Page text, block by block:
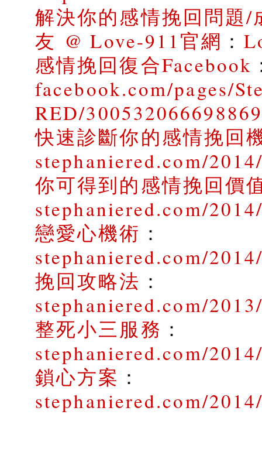
解決你的感情挽回問題
友 @ Love-911官網 ：
感情挽回復合Facebook
facebook.com/pages/
RED/300532066698869
快速診斷你的感情挽回
stephaniered.com/
你可得到的感情挽回價
stephaniered.com/
戀愛心機術 ：
stephaniered.com/
挽回攻略法 ：
stephaniered.com/
整死小三服務 ：
stephaniered.com/
鎖心方案 ：
stephaniered.com/